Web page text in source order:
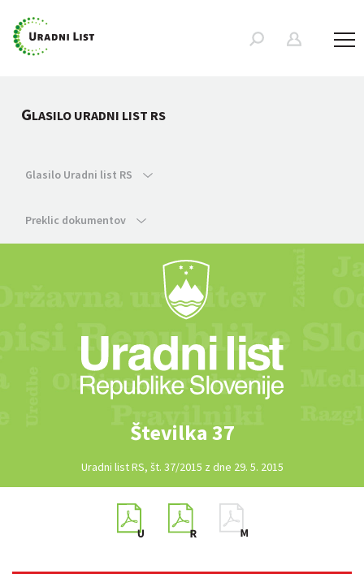
GLASILO URADNI LIST RS
Glasilo Uradni list RS
Preklic dokumentov
Številka 37
Uradni list RS, št. 37/2015 z dne 29. 5. 2015